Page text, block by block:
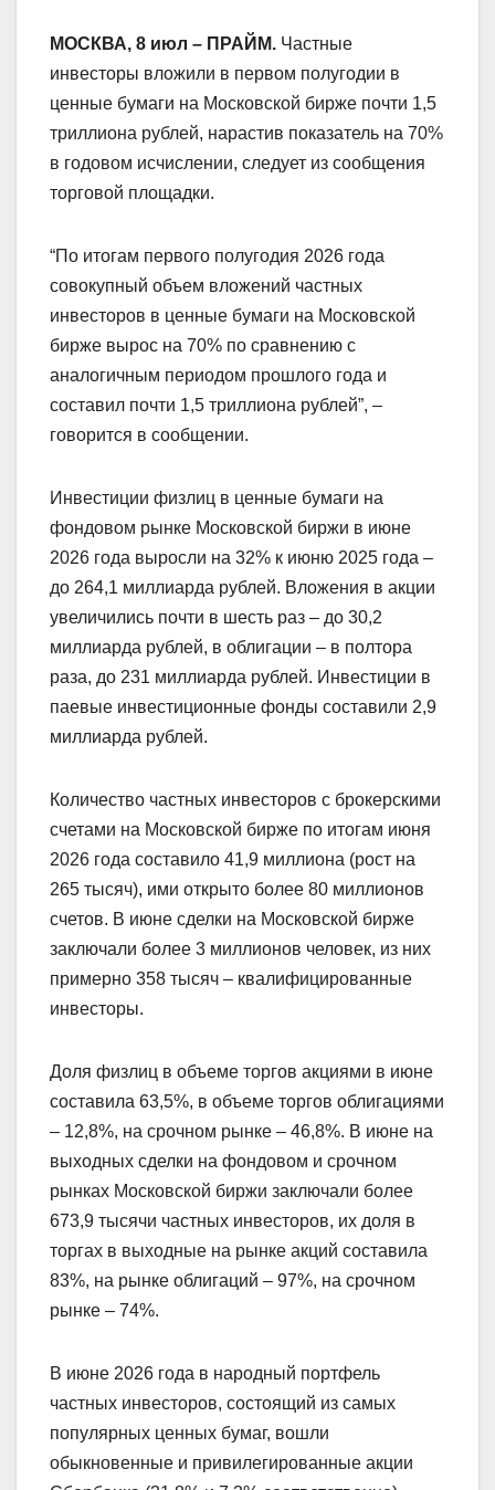
МОСКВА, 8 июл – ПРАЙМ. Частные
инвесторы вложили в первом полугодии в
ценные бумаги на Московской бирже почти 1,5
триллиона рублей, нарастив показатель на 70%
в годовом исчислении, следует из сообщения
торговой площадки.
“По итогам первого полугодия 2026 года
совокупный объем вложений частных
инвесторов в ценные бумаги на Московской
бирже вырос на 70% по сравнению с
аналогичным периодом прошлого года и
составил почти 1,5 триллиона рублей”, –
говорится в сообщении.
Инвестиции физлиц в ценные бумаги на
фондовом рынке Московской биржи в июне
2026 года выросли на 32% к июню 2025 года –
до 264,1 миллиарда рублей. Вложения в акции
увеличились почти в шесть раз – до 30,2
миллиарда рублей, в облигации – в полтора
раза, до 231 миллиарда рублей. Инвестиции в
паевые инвестиционные фонды составили 2,9
миллиарда рублей.
Количество частных инвесторов с брокерскими
счетами на Московской бирже по итогам июня
2026 года составило 41,9 миллиона (рост на
265 тысяч), ими открыто более 80 миллионов
счетов. В июне сделки на Московской бирже
заключали более 3 миллионов человек, из них
примерно 358 тысяч – квалифицированные
инвесторы.
Доля физлиц в объеме торгов акциями в июне
составила 63,5%, в объеме торгов облигациями
– 12,8%, на срочном рынке – 46,8%. В июне на
выходных сделки на фондовом и срочном
рынках Московской биржи заключали более
673,9 тысячи частных инвесторов, их доля в
торгах в выходные на рынке акций составила
83%, на рынке облигаций – 97%, на срочном
рынке – 74%.
В июне 2026 года в народный портфель
частных инвесторов, состоящий из самых
популярных ценных бумаг, вошли
обыкновенные и привилегированные акции